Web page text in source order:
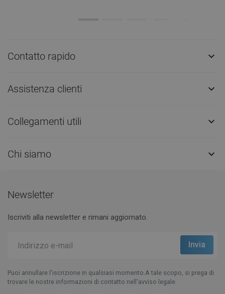
Contatto rapido 
Assistenza clienti 
Collegamenti utili 
Chi siamo 
Newsletter
Iscriviti alla newsletter e rimani aggiornato.
Puoi annullare l'iscrizione in qualsiasi momento.A tale scopo, si prega di
trovare le nostre informazioni di contatto nell'avviso legale.